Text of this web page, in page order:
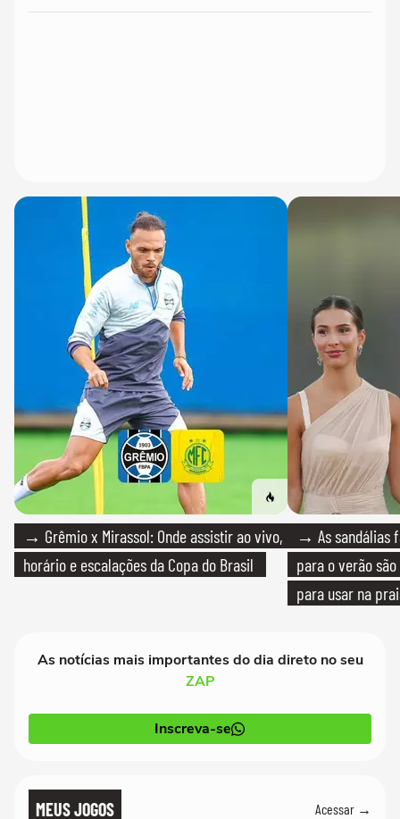
→ Grêmio x Mirassol: Onde assistir ao vivo,
horário e escalações da Copa do Brasil
→ As sandálias
para o verão
para usar na
As notícias mais importantes do dia direto no seu
ZAP
Inscreva-se
MEUS JOGOS Acessar →